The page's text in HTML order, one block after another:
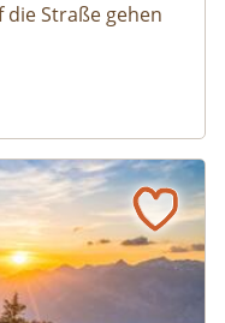
Straße gehen